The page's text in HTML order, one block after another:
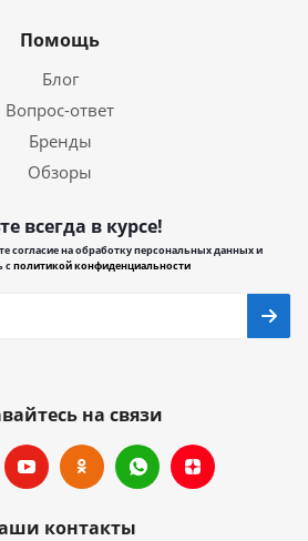
Помощь
Блог
Вопрос-ответ
Бренды
Обзоры
всегда в курсе!
согласие на обработку персональных данных и
сполитикой конфиденциальности
на связи
контакты